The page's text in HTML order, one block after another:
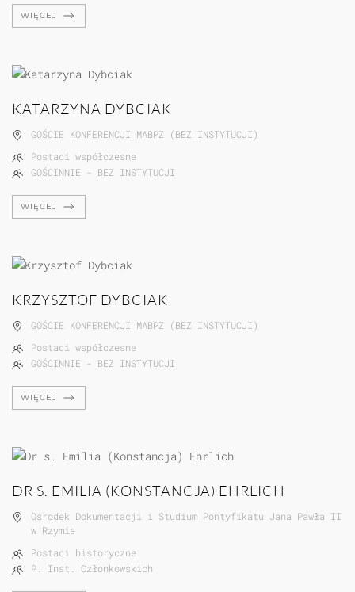
WIĘCEJ
KATARZYNA DYBCIAK
GOŚCIE KONFERENCJI MABPZ (BEZ INSTYTUCJI)
Postaci współczesne
GOŚCINNIE - BEZ INSTYTUCJI
WIĘCEJ
KRZYSZTOF DYBCIAK
GOŚCIE KONFERENCJI MABPZ (BEZ INSTYTUCJI)
Postaci współczesne
GOŚCINNIE - BEZ INSTYTUCJI
WIĘCEJ
DR S. EMILIA (KONSTANCJA) EHRLICH
Ośrodek Dokumentacji i Studium Pontyfikatu Jana Pawła II
w Rzymie
Postaci historyczne
P. Inst. Członkowskich